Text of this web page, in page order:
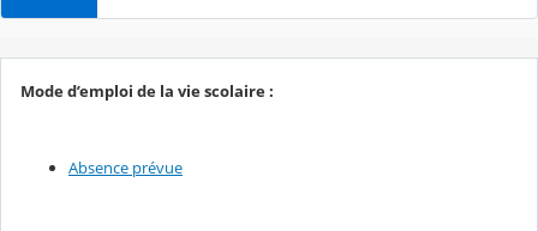
Mode d’emploi de la vie scolaire :
Absence prévue